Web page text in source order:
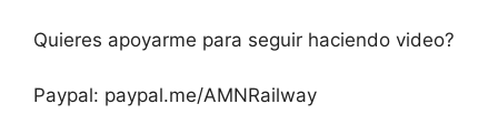
Quieres apoyarme para seguir haciendo video?
Paypal: paypal.me/AMNRailway